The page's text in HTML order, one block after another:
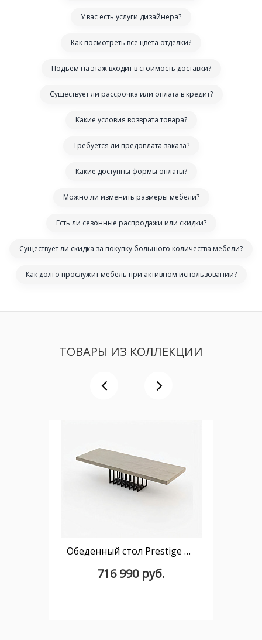
У вас есть услуги дизайнера?
Как посмотреть все цвета отделки?
Подъем на этаж входит в стоимость доставки?
Существует ли рассрочка или оплата в кредит?
Какие условия возврата товара?
Требуется ли предоплата заказа?
Какие доступны формы оплаты?
Можно ли изменить размеры мебели?
Есть ли сезонные распродажи или скидки?
Существует ли скидка за покупку большого количества мебели?
Как долго прослужит мебель при активном использовании?
ТОВАРЫ ИЗ КОЛЛЕКЦИИ
Обеденный стол Prestige 240 см раздвижной
716 990 руб.